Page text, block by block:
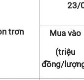
trơn
23/
Mua vào
(triệu
đồng/